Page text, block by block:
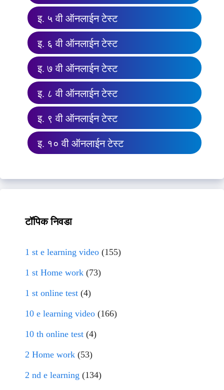
इ. ५ वी ऑनलाईन टेस्ट
इ. ६ वी ऑनलाईन टेस्ट
इ. ७ वी ऑनलाईन टेस्ट
इ. ८ वी ऑनलाईन टेस्ट
इ. ९ वी ऑनलाईन टेस्ट
इ. १० वी ऑनलाईन टेस्ट
टॉपिक निवडा
1 st e learning video (155)
1 st Home work (73)
1 st online test (4)
10 e learning video (166)
10 th online test (4)
2 Home work (53)
2 nd e learning (134)